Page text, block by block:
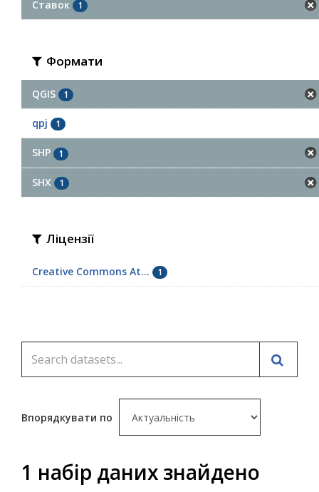
Ставок 1
Формати
QGIS 1
qpj 1
SHP 1
SHX 1
Ліцензії
Creative Commons At... 1
Впорядкувати по
1 набір даних знайдено